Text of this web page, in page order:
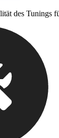
des Tunings